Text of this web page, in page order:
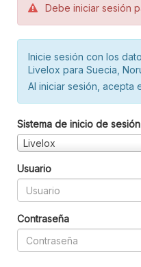
Debe iniciar sesión
Inicie sesión con los
Livelox para Suecia,
Al iniciar sesión, acepta
Sistema de inicio de sesión
Livelox
Usuario
Contraseña